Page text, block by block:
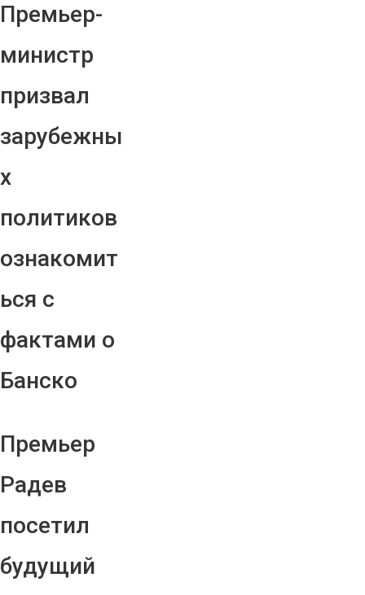
Премьер-
министр
призвал
зарубежны
х
политиков
ознакомит
ься с
фактами о
Банско
Премьер
Радев
посетил
будущий